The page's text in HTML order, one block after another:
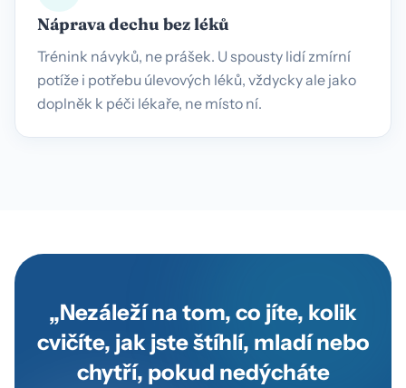
Náprava dechu bez léků
Trénink návyků, ne prášek. U spousty lidí zmírní
potíže i potřebu úlevových léků, vždycky ale jako
doplněk k péči lékaře, ne místo ní.
„Nezáleží na tom, co jíte, kolik
cvičíte, jak jste štíhlí, mladí nebo
chytří, pokud nedýcháte